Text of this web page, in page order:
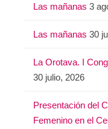
Las mañanas 3
Las mañanas 30
La Orotava. I
30 julio, 2026
Presentación del
Femenino en el